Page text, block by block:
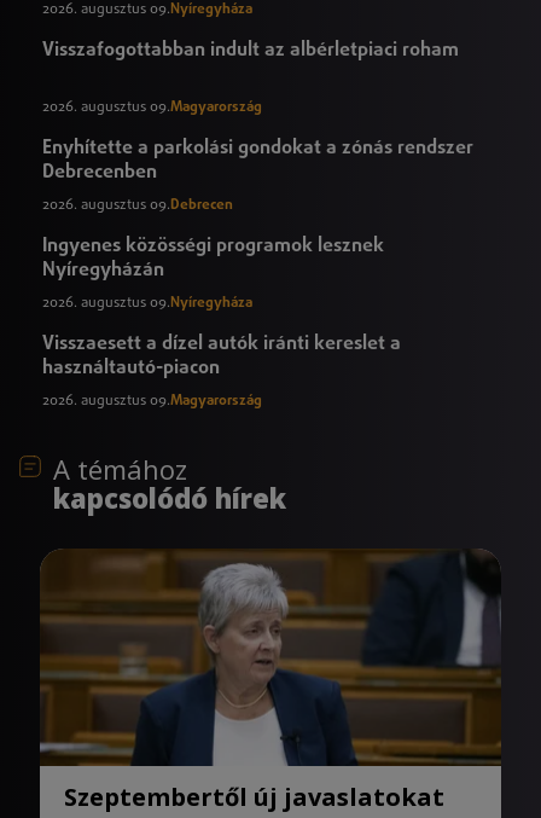
2026. augusztus 09. Nyíregyháza
Visszafogottabban indult az albérletpiaci roham
2026. augusztus 09.Magyarország
Enyhítette a parkolási gondokat a zónás rendszer
Debrecenben
2026. augusztus 09.Debrecen
Ingyenes közösségi programok lesznek
Nyíregyházán
2026. augusztus 09. Nyíregyháza
Visszaesett a dízel autók iránti kereslet a
használtautó-piacon
2026. augusztus 09.Magyarország
A témához
kapcsolódó hírek
Szeptembertől új javaslatokat